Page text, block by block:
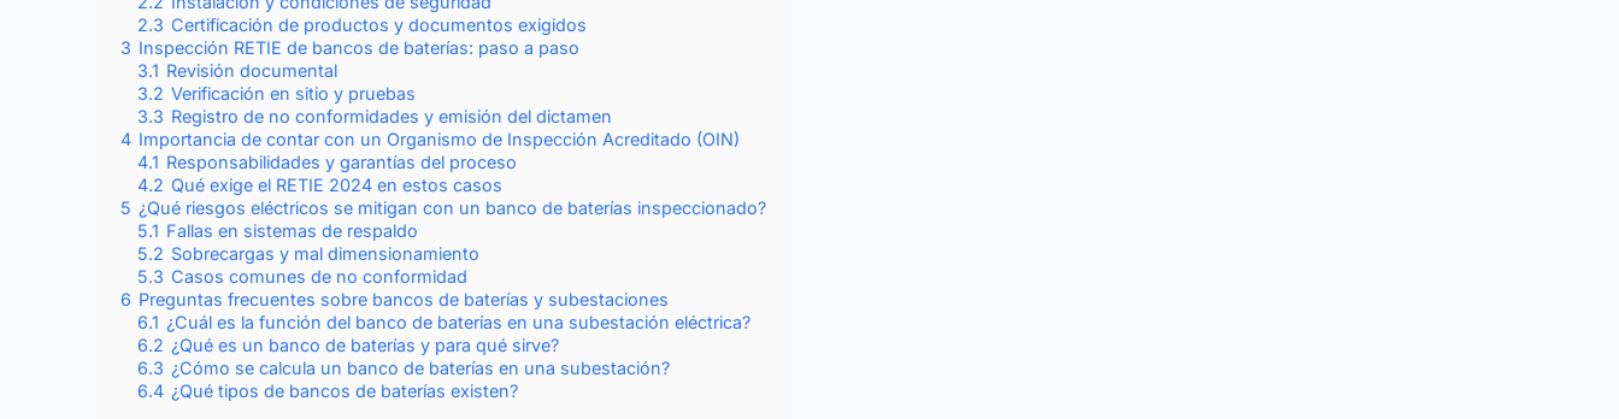
2.3 Certificación de productos y documentos exigidos
3 Inspección RETIE de bancos de baterías: paso a paso
3.1 Revisión documental
3.2 Verificación en sitio y pruebas
3.3 Registro de no conformidades y emisión del dictamen
4 Importancia de contar con un Organismo de Inspección Acreditado (OIN)
4.1 Responsabilidades y garantías del proceso
4.2 Qué exige el RETIE 2024 en estos casos
5 ¿Qué riesgos eléctricos se mitigan con un banco de baterías inspeccionado?
5.1 Fallas en sistemas de respaldo
5.2 Sobrecargas y mal dimensionamiento
5.3 Casos comunes de no conformidad
6 Preguntas frecuentes sobre bancos de baterías y subestaciones
6.1 ¿Cuál es la función del banco de baterías en una subestación eléctrica?
6.2 ¿Qué es un banco de baterías y para qué sirve?
6.3 ¿Cómo se calcula un banco de baterías en una subestación?
6.4 ¿Qué tipos de bancos de baterías existen?